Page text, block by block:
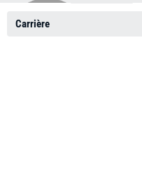
Carrière